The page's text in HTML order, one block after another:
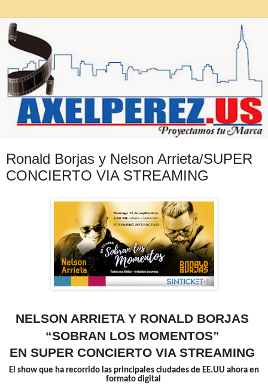
Ronald Borjas y Nelson Arrieta/SUPER
CONCIERTO VIA STREAMING
NELSON ARRIETA Y RONALD BORJAS
“SOBRAN LOS MOMENTOS”
EN SUPER CONCIERTO VIA STREAMING
El show que ha recorrido las principales ciudades de EE.UU ahora en
formato digital